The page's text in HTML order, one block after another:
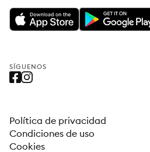
SÍGUENOS
Política de privacidad
Condiciones de uso
Cookies